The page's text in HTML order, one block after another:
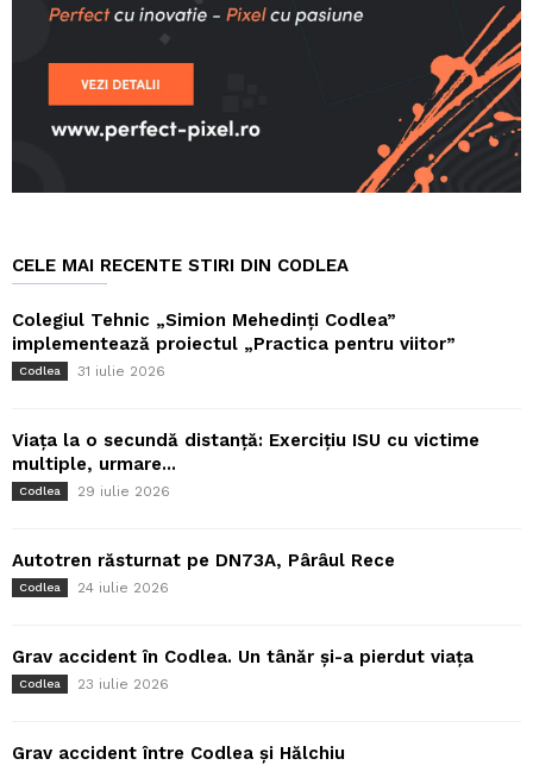
CELE MAI RECENTE STIRI DIN CODLEA
Colegiul Tehnic „Simion Mehedinți Codlea”
implementează proiectul „Practica pentru viitor”
Codlea 31 iulie 2026
Viața la o secundă distanță: Exercițiu ISU cu victime
multiple, urmare...
Codlea 29 iulie 2026
Autotren răsturnat pe DN73A, Pârâul Rece
Codlea 24 iulie 2026
Grav accident în Codlea. Un tânăr și-a pierdut viața
Codlea 23 iulie 2026
Grav accident între Codlea și Hălchiu